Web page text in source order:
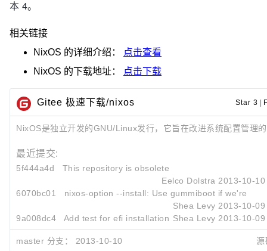
本 4。
相关链接
NixOS 的详细介绍：
点击查看
NixOS 的下载地址： 点击下载
Gitee 极速下载/nixos Star 3
NixOS是独立开发的GNU/Linux发行，它旨在改进系统配置管理
最近提交:
5f444a4d
This repository is obsolete
Eelco Dolstra 2013-10-
6070bc01
nixos-option --install: Use gummiboot if we're efi-
Shea Levy 2013-10-
9a008dc4
Add test for efi installation Shea Levy 2013-10-
master 分支： 2013-10-10 源